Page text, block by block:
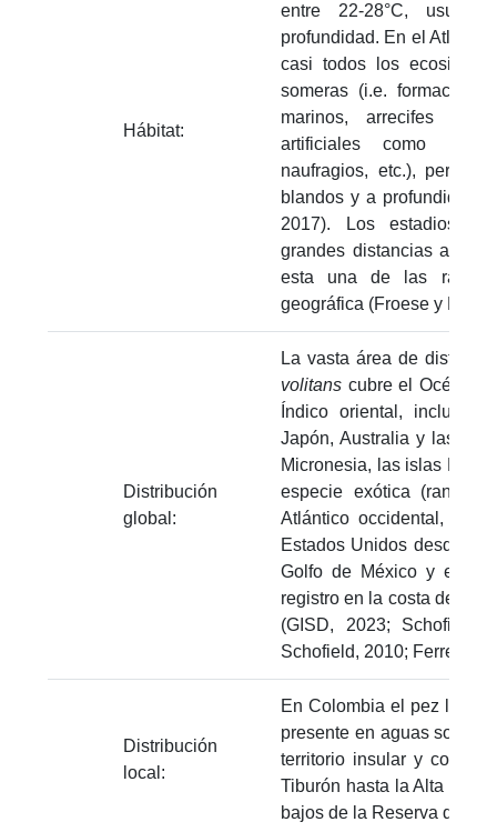
Hábitat:
entre 22-28°C,
profundidad. En el
casi todos los
someras (i.e.
marinos, arrecifes
artificiales como
naufragios, etc.), pero
blandos y a
2017). Los estadios
grandes distancias
esta una de las
geográfica (Froese y
Distribución
global:
La vasta área de
volitans cubre el Océano
Índico oriental,
Japón, Australia y las
Micronesia, las islas
especie exótica (rango
Atlántico occidental,
Estados Unidos desde
Golfo de México y el
registro en la costa de
(GISD, 2023;
Schofield, 2010; Ferreira
Distribución
local:
En Colombia el pez león
presente en aguas
territorio insular y
Tiburón hasta la Alta
bajos de la Reserva de